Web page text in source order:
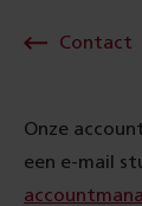
Contact
Onze
een e-mail